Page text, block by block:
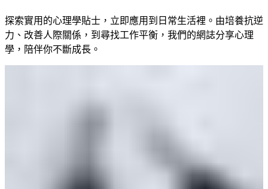
探索實用的心理學貼士，立即應用到日常生活裡。由培養抗逆
力、改善人際關係，到尋找工作平衡，我們的網誌分享心理
學，陪伴你不斷成長。